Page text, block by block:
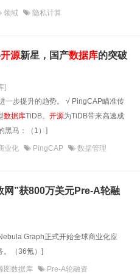
领域 隐私计算
开源新星，国产数据库的突破
]
一步提升的趋势。 √ PingCAP瞄准传
数据库TiDB。 开源为TiDB带来高速成
黑马：（1）]
业化 PingCAP 数据管理
网”获800万美元Pre-A轮融
Graph正式开始全球商业化应
。（36氪）]
图数据库 Pre-A轮融资